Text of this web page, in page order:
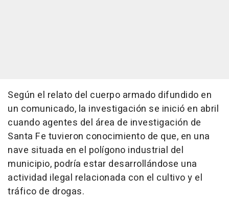
Según el relato del cuerpo armado difundido en
un comunicado, la investigación se inició en abril
cuando agentes del área de investigación de
Santa Fe tuvieron conocimiento de que, en una
nave situada en el polígono industrial del
municipio, podría estar desarrollándose una
actividad ilegal relacionada con el cultivo y el
tráfico de drogas.